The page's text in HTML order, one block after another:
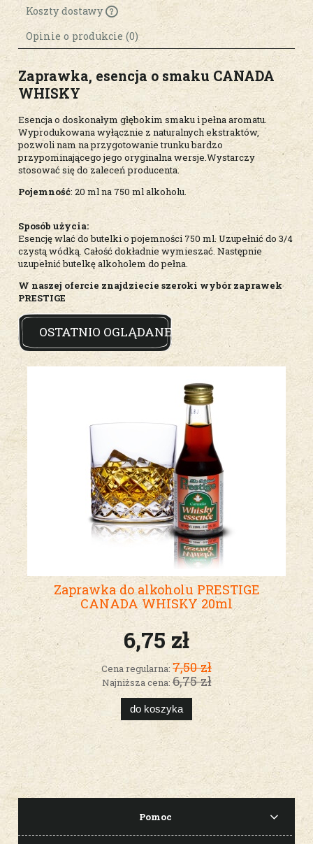
Koszty dostawy
Cena nie zawiera ewentualnych kosztów
płatności
Opinie o produkcie (0)
Zaprawka, esencja o smakuCANADA
WHISKY
Esencja o doskonałym głębokim smaku i pełna aromatu.
Wyprodukowana wyłącznie z naturalnych ekstraktów,
pozwoli nam na przygotowanie trunku bardzo
przypominającego jego oryginalna wersje.Wystarczy
stosować się do zaleceń producenta.
Pojemność: 20 ml na 750 ml alkoholu.
Sposób użycia:
Esencję wlać do butelki o pojemności 750 ml. Uzupełnić do 3/4
czystą wódką. Całość dokładnie wymieszać. Następnie
uzupełnić butelkę alkoholem do pełna.
W naszej ofercie znajdziecie szeroki wybór zaprawek
PRESTIGE
OSTATNIO OGLĄDANE
Zaprawka do alkoholu PRESTIGE
CANADA WHISKY 20ml
6,75 zł
Cena regularna: 7,50 zł
Najniższa cena:6,75 zł
do koszyka
Pomoc